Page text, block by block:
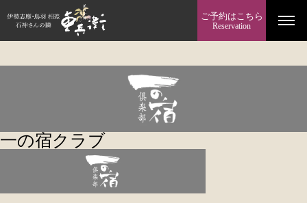
ご予約はこちら
Reservation
一の宿クラブ